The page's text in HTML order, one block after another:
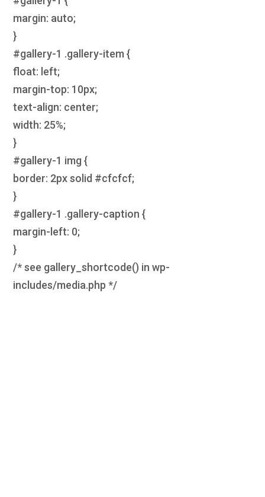
margin: auto;
}
#gallery-1 .gallery-item {
float: left;
margin-top: 10px;
text-align: center;
width: 25%;
}
#gallery-1 img {
border: 2px solid #cfcfcf;
}
#gallery-1 .gallery-caption {
margin-left: 0;
}
/* see gallery_shortcode() in wp-
includes/media.php */